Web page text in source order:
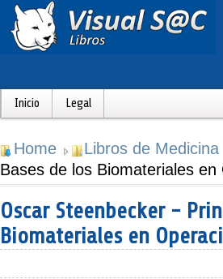
Inicio Legal
Home Libros de Medicina
Bases de los Biomateriales
Oscar Steenbecker -
Biomateriales en